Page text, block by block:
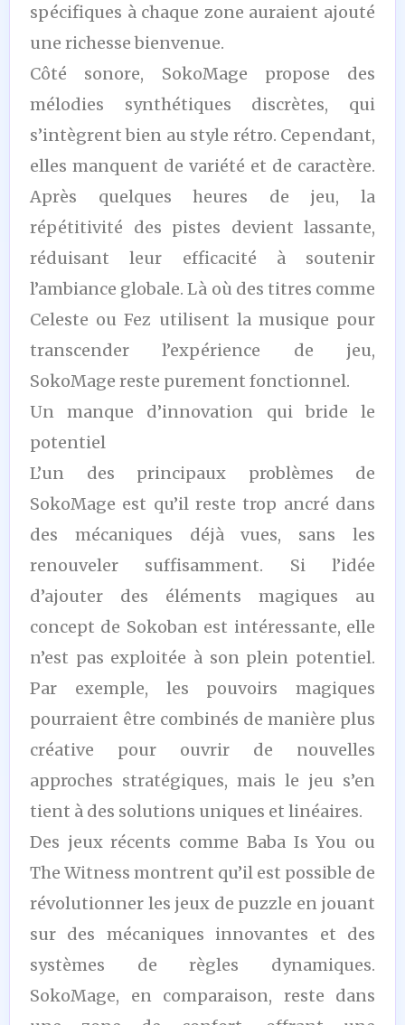
spécifiques à chaque zone auraient ajouté
une richesse bienvenue.
Côté sonore, SokoMage propose des
mélodies synthétiques discrètes, qui
s’intègrent bien au style rétro. Cependant,
elles manquent de variété et de caractère.
Après quelques heures de jeu, la
répétitivité des pistes devient lassante,
réduisant leur efficacité à soutenir
l’ambiance globale. Là où des titres comme
Celeste ou Fez utilisent la musique pour
transcender l’expérience de jeu,
SokoMage reste purement fonctionnel.
Un manque d’innovation qui bride le
potentiel
L’un des principaux problèmes de
SokoMage est qu’il reste trop ancré dans
des mécaniques déjà vues, sans les
renouveler suffisamment. Si l’idée
d’ajouter des éléments magiques au
concept de Sokoban est intéressante, elle
n’est pas exploitée à son plein potentiel.
Par exemple, les pouvoirs magiques
pourraient être combinés de manière plus
créative pour ouvrir de nouvelles
approches stratégiques, mais le jeu s’en
tient à des solutions uniques et linéaires.
Des jeux récents comme Baba Is You ou
The Witness montrent qu’il est possible de
révolutionner les jeux de puzzle en jouant
sur des mécaniques innovantes et des
systèmes de règles dynamiques.
SokoMage, en comparaison, reste dans